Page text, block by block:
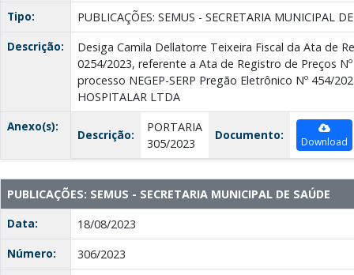
Tipo:
PUBLICAÇÕES: SEMUS - SECRETARIA MUNICIPAL
Descrição:
Desiga Camila Dellatorre Teixeira Fiscal da Ata de
0254/2023, referente a Ata de Registro de Preços
processo NEGEP-SERP Pregão Eletrônico Nº 454/
HOSPITALAR LTDA
Anexo(s):
Descrição:
PORTARIA
305/2023
Documento: Download
PUBLICAÇÕES: SEMUS - SECRETARIA MUNICIPAL DE SAÚDE
Data:
18/08/2023
Número:
306/2023